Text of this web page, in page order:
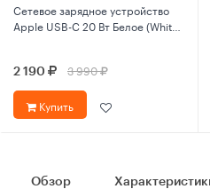
Сетевое зарядное устройство
Apple USB-C 20 Вт Белое (White)
2 190 3 990
Купить
Обзор